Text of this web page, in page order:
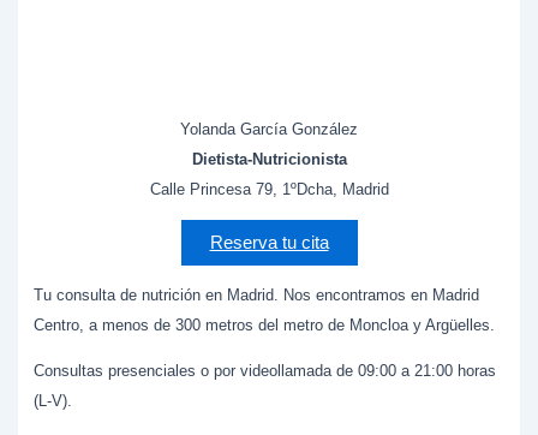
Yolanda García González
Dietista-Nutricionista
Calle Princesa 79, 1ºDcha, Madrid
Reserva tu cita
Tu consulta de nutrición en Madrid. Nos encontramos en Madrid
Centro, a menos de 300 metros del metro de Moncloa y Argüelles.
Consultas presenciales o por videollamada de 09:00 a 21:00 horas
(L-V).